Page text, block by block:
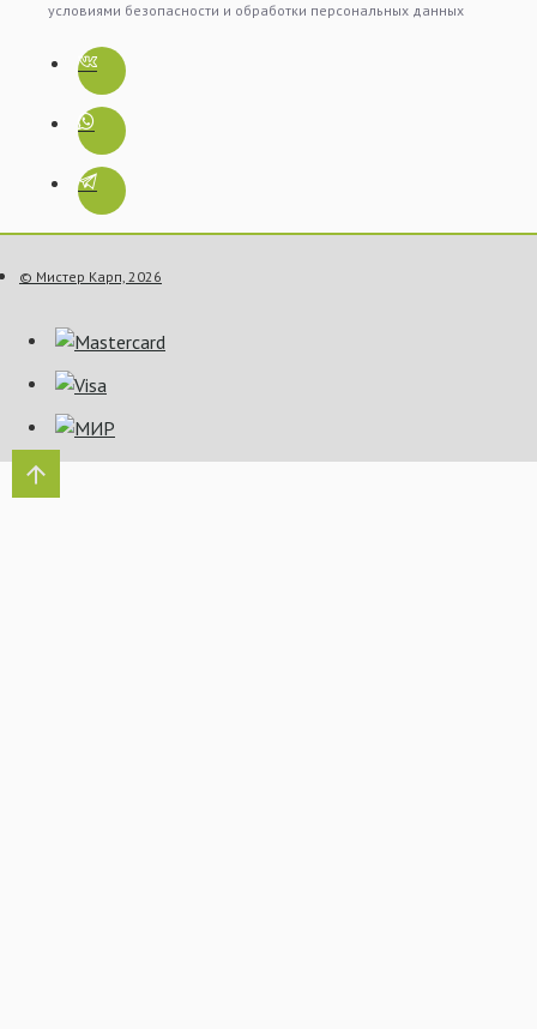
условиями безопасности и обработки персональных данных
© Мистер Карп, 2026